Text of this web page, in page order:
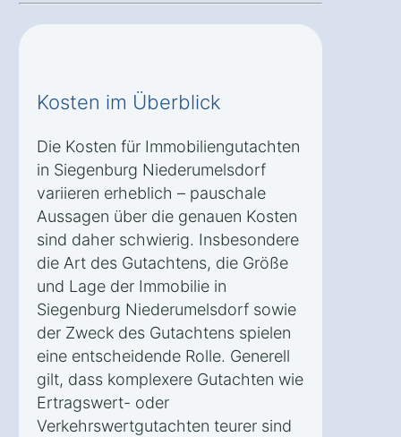
Kosten im Überblick
Die Kosten für Immobiliengutachten
in Siegenburg Niederumelsdorf
variieren erheblich – pauschale
Aussagen über die genauen Kosten
sind daher schwierig. Insbesondere
die Art des Gutachtens, die Größe
und Lage der Immobilie in
Siegenburg Niederumelsdorf sowie
der Zweck des Gutachtens spielen
eine entscheidende Rolle. Generell
gilt, dass komplexere Gutachten wie
Ertragswert- oder
Verkehrswertgutachten teurer sind